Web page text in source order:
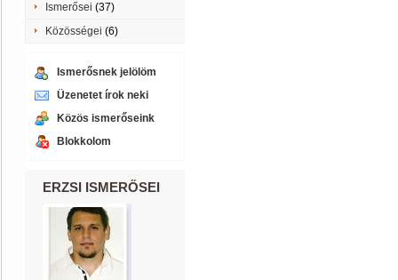
Ismerősei (37)
Közösségei (6)
Ismerősnek jelölöm
Üzenetet írok neki
Közös ismerőseink
Blokkolom
ERZSI ISMERŐSEI